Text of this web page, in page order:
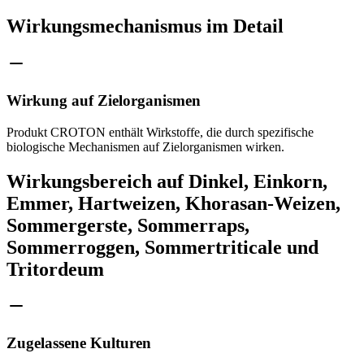
Wirkungsmechanismus im Detail
Wirkung auf Zielorganismen
Produkt CROTON enthält Wirkstoffe, die durch spezifische
biologische Mechanismen auf Zielorganismen wirken.
Wirkungsbereich auf Dinkel, Einkorn,
Emmer, Hartweizen, Khorasan-Weizen,
Sommergerste, Sommerraps,
Sommerroggen, Sommertriticale und
Tritordeum
Zugelassene Kulturen